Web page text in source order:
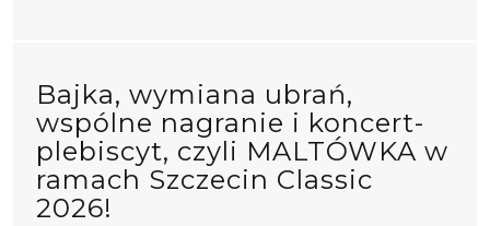
Bajka, wymiana ubrań,
wspólne nagranie i koncert-
plebiscyt, czyli MALTÓWKA w
ramach Szczecin Classic
2026!